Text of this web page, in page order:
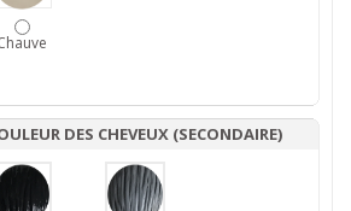
DES CHEVEUX (SECONDAIRE)